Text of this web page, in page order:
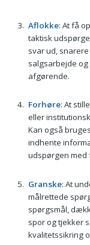
Aflokke: At få
taktisk
svar ud,
salgsarbejde
afgørende.
Forhøre: At
eller
Kan også
indhente
udspørgen
Granske: At
målrettede
spørgsmål,
spor og tjekker
kvalitetssikring